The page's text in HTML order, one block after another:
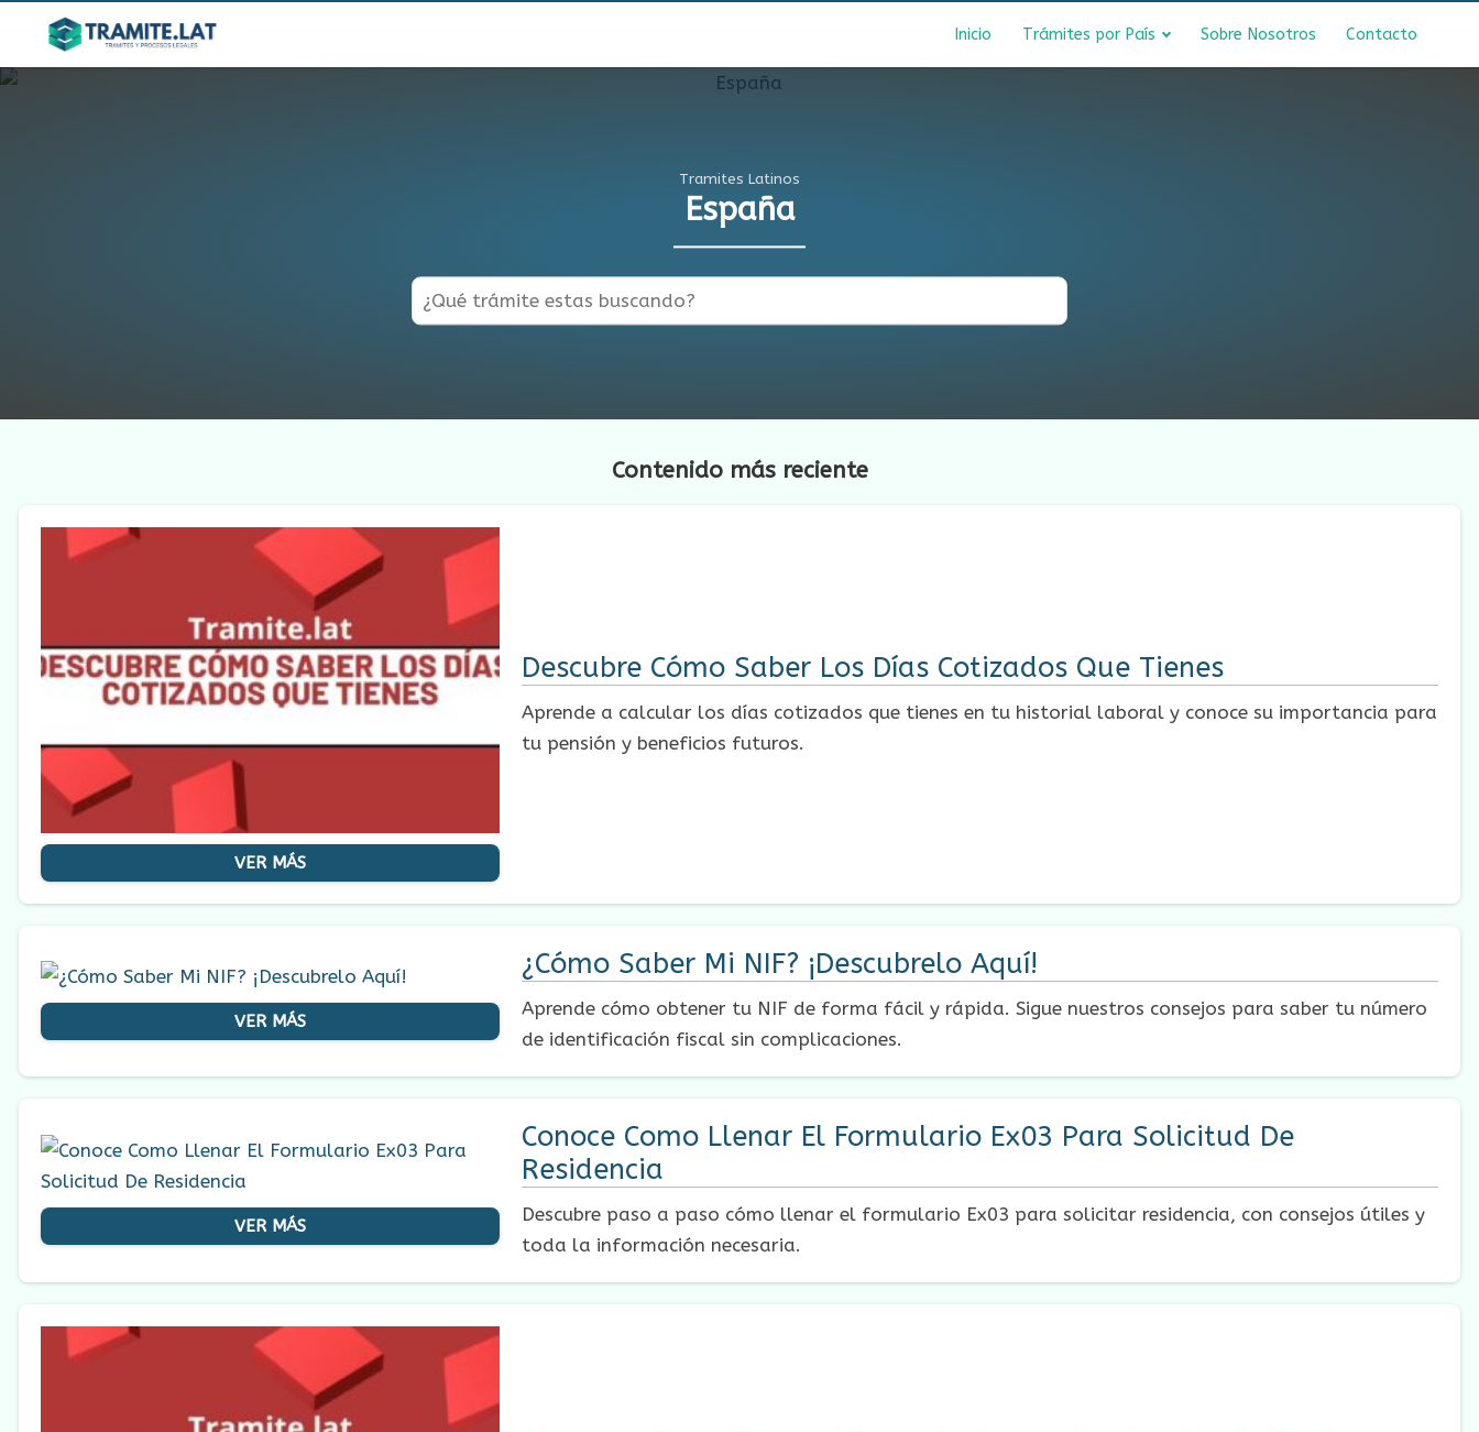
Inicio Trámites por País Sobre Nosotros Contacto
Tramites Latinos
España
Contenido más reciente
VER MÁS
Descubre Cómo Saber Los Días Cotizados Que Tienes
Aprende a calcular los días cotizados que tienes en tu historial laboral y conoce su importancia para
tu pensión y beneficios futuros.
VER MÁS
¿Cómo Saber Mi NIF? ¡Descubrelo Aquí!
Aprende cómo obtener tu NIF de forma fácil y rápida. Sigue nuestros consejos para saber tu número
de identificación fiscal sin complicaciones.
VER MÁS
Conoce Como Llenar El Formulario Ex03 Para Solicitud De
Residencia
Descubre paso a paso cómo llenar el formulario Ex03 para solicitar residencia, con consejos útiles y
toda la información necesaria.